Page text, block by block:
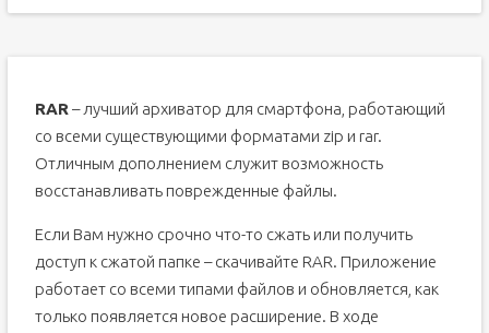
RAR – лучший архиватор для смартфона, работающий
со всеми существующими форматами zip и rar.
Отличным дополнением служит возможность
восстанавливать поврежденные файлы.
Если Вам нужно срочно что-то сжать или получить
доступ к сжатой папке – скачивайте RAR. Приложение
работает со всеми типами файлов и обновляется, как
только появляется новое расширение. В ходе